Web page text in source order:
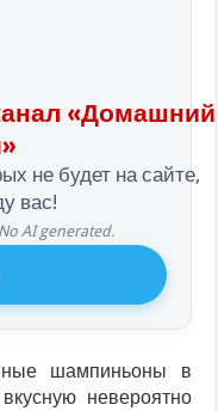
«Домашний
не будет на сайте,
вас!
AI generated.
шампиньоны в
невероятно